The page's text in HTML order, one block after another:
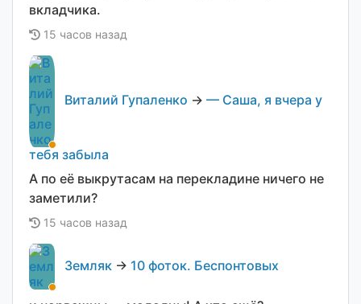
вкладчика.
15 часов назад
Виталий Гупаленко → — Саша, я вчера у
тебя забыла
А по её выкрутасам на перекладине ничего не
заметили?
15 часов назад
Земляк → 10 фоток. Беспонтовых